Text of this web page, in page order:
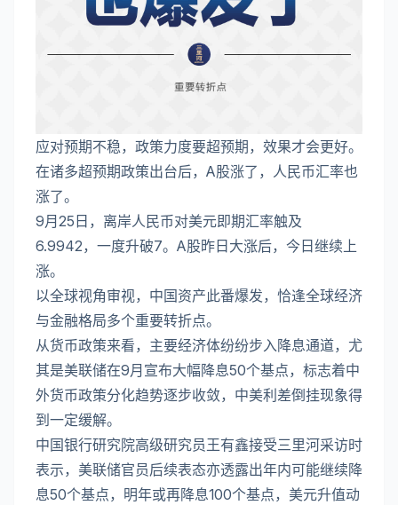
应对预期不稳，政策力度要超预期，效果才会更好。
在诸多超预期政策出台后，A股涨了，人民币汇率也
涨了。
9月25日，离岸人民币对美元即期汇率触及
6.9942，一度升破7。A股昨日大涨后，今日继续上
涨。
以全球视角审视，中国资产此番爆发，恰逢全球经济
与金融格局多个重要转折点。
从货币政策来看，主要经济体纷纷步入降息通道，尤
其是美联储在9月宣布大幅降息50个基点，标志着中
外货币政策分化趋势逐步收敛，中美利差倒挂现象得
到一定缓解。
中国银行研究院高级研究员王有鑫接受三里河采访时
表示，美联储官员后续表态亦透露出年内可能继续降
息50个基点，明年或再降息100个基点，美元升值动